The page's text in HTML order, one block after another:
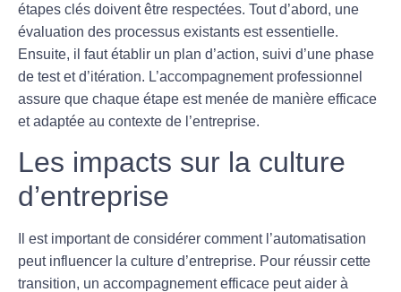
étapes clés doivent être respectées. Tout d’abord, une
évaluation des processus existants est essentielle.
Ensuite, il faut établir un plan d’action, suivi d’une phase
de test et d’itération. L’accompagnement professionnel
assure que chaque étape est menée de manière efficace
et adaptée au contexte de l’entreprise.
Les impacts sur la culture
d’entreprise
Il est important de considérer comment l’automatisation
peut influencer la culture d’entreprise. Pour réussir cette
transition, un accompagnement efficace peut aider à